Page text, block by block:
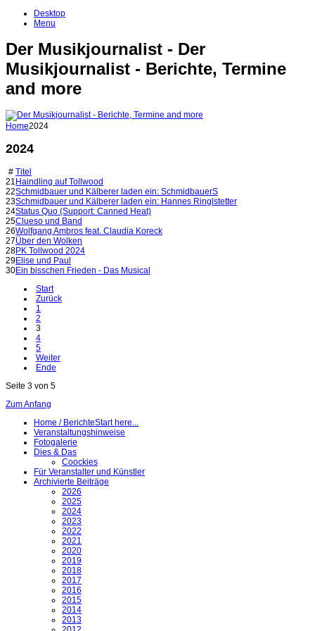
Desktop
Menu
Der Musikjournalist - Der
Musikjournalist - Berichte, Termine
and more
Home2024
2024
# Titel
21 Haindling auf Tollwood
22Schmidbauer und Kälberer laden ein: SchmidbauerS
23Schmidbauer und Kälberer laden ein: Hannes Ringlstetter
24Status Quo (Support: Canned Heat)
25Clueso und Band
26Wolfgang Ambros feat. Claudia Koreck
27Über den Wolken
28PK Tollwood 2024
29Elise und Paul
30Ein bisschen Frieden - Das Musical
Start
Zurück
1
2
3
4
5
Weiter
Ende
Seite 3 von 5
Zum Anfang
Home / BerichteStart here...
Veranstaltungshinweise
Fotogalerie
Dies & Das
Coockies
Für Veranstalter und Künstler
Archivierte Beiträge
2026
2025
2024
2023
2022
2021
2020
2019
2018
2017
2016
2015
2014
2013